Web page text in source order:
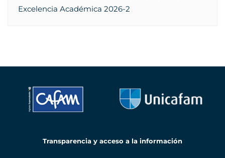
Excelencia Académica 2026-2
Transparencia y acceso a la información